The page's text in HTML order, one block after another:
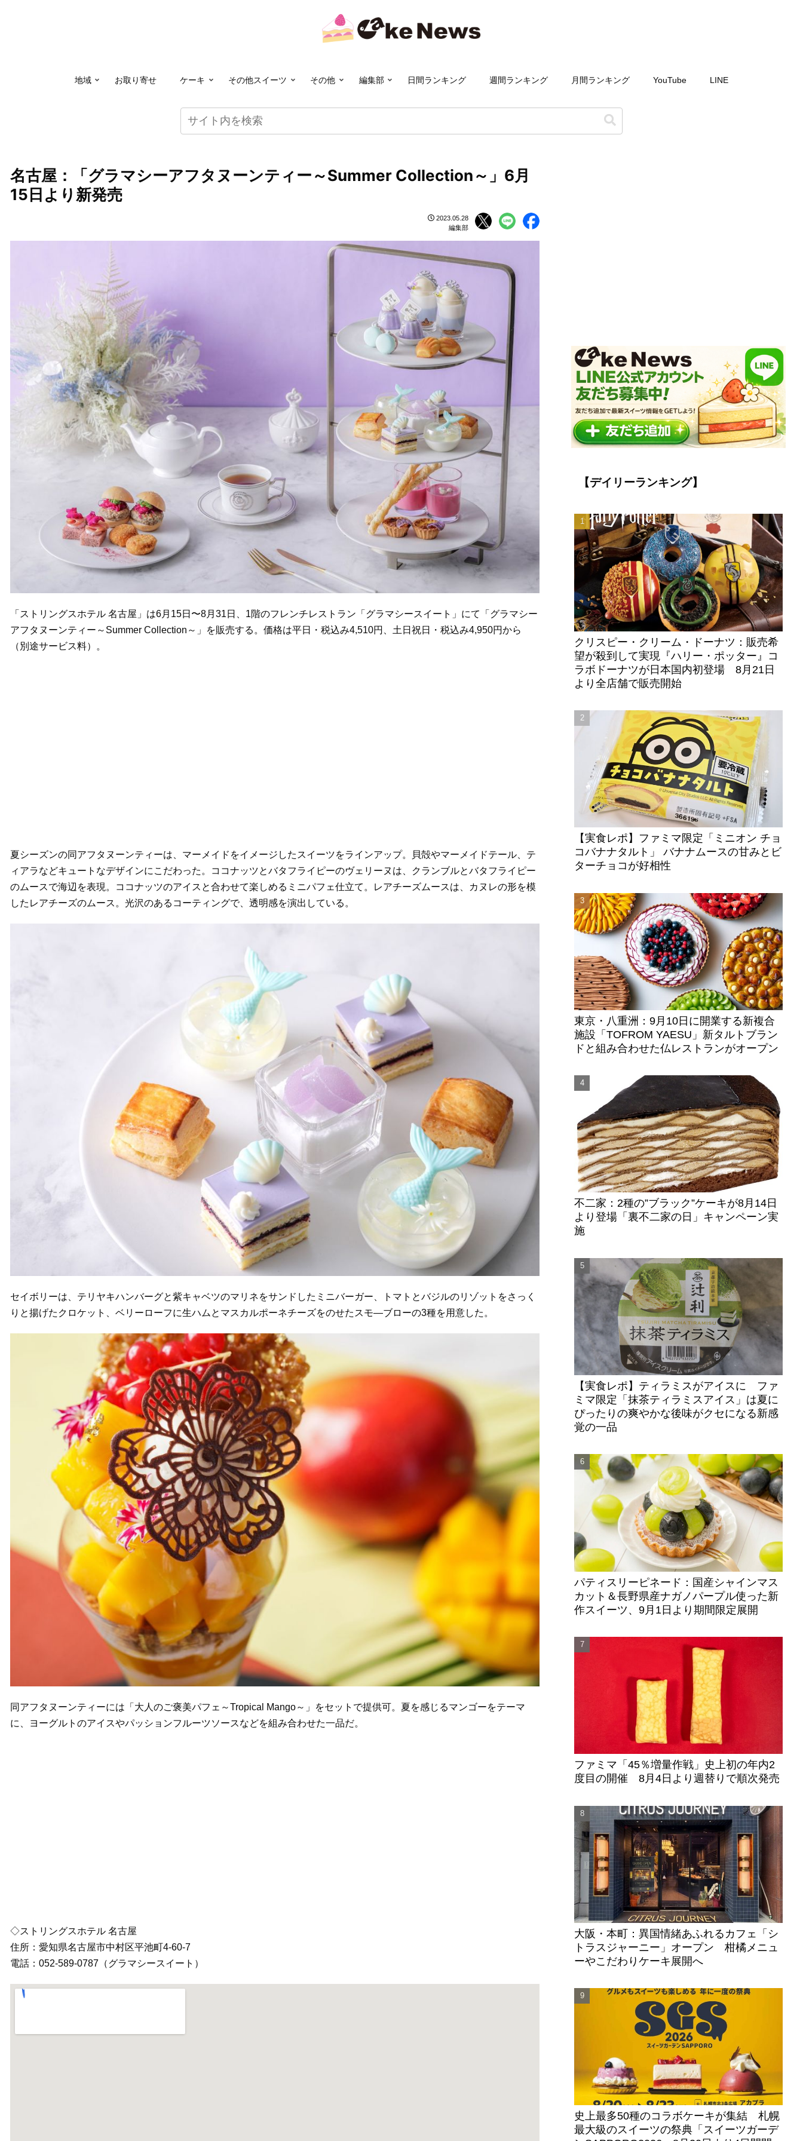
地域 お取り寄せ ケーキ その他スイーツ その他 編集部 日間ランキング 週間ランキング 月間ランキング YouTube LINE
名古屋：「グラマシーアフタヌーンティー～Summer Collection～」6月
15日より新発売
2023.05.28
編集部
「ストリングスホテル 名古屋」は6月15日〜8月31日、1階のフレンチレストラン「グラマシースイート」にて「グラマシー
アフタヌーンティー～Summer Collection～」を販売する。価格は平日・税込み4,510円、土日祝日・税込み4,950円から
（別途サービス料）。
夏シーズンの同アフタヌーンティーは、マーメイドをイメージしたスイーツをラインアップ。貝殻やマーメイドテール、テ
ィアラなどキュートなデザインにこだわった。ココナッツとバタフライピーのヴェリーヌは、クランブルとバタフライピー
のムースで海辺を表現。ココナッツのアイスと合わせて楽しめるミニパフェ仕立て。レアチーズムースは、カヌレの形を模
したレアチーズのムース。光沢のあるコーティングで、透明感を演出している。
セイボリーは、テリヤキハンバーグと紫キャベツのマリネをサンドしたミニバーガー、トマトとバジルのリゾットをさっく
りと揚げたクロケット、ベリーローフに生ハムとマスカルポーネチーズをのせたスモ―ブローの3種を用意した。
同アフタヌーンティーには「大人のご褒美パフェ～Tropical Mango～」をセットで提供可。夏を感じるマンゴーをテーマ
に、ヨーグルトのアイスやパッションフルーツソースなどを組み合わせた一品だ。
◇ストリングスホテル 名古屋
住所：愛知県名古屋市中村区平池町4-60-7
電話：052-589-0787（グラマシースイート）
【デイリーランキング】
クリスピー・クリーム・ドーナツ：販売希
望が殺到して実現『ハリー・ポッター』コ
ラボドーナツが日本国内初登場 8月21日
より全店舗で販売開始
【実食レポ】ファミマ限定「ミニオン チョ
コバナナタルト」 バナナムースの甘みとビ
ターチョコが好相性
東京・八重洲：9月10日に開業する新複合
施設「TOFROM YAESU」新タルトブラン
ドと組み合わせた仏レストランがオープン
不二家：2種の”ブラック”ケーキが8月14日
より登場「裏不二家の日」キャンペーン実
施
【実食レポ】ティラミスがアイスに ファ
ミマ限定「抹茶ティラミスアイス」は夏に
ぴったりの爽やかな後味がクセになる新感
覚の一品
パティスリーピネード：国産シャインマス
カット＆長野県産ナガノパープル使った新
作スイーツ、9月1日より期間限定展開
ファミマ「45％増量作戦」史上初の年内2
度目の開催 8月4日より週替りで順次発売
大阪・本町：異国情緒あふれるカフェ「シ
トラスジャーニー」オープン 柑橘メニュ
ーやこだわりケーキ展開へ
史上最多50種のコラボケーキが集結 札幌
最大級のスイーツの祭典「スイーツガーデ